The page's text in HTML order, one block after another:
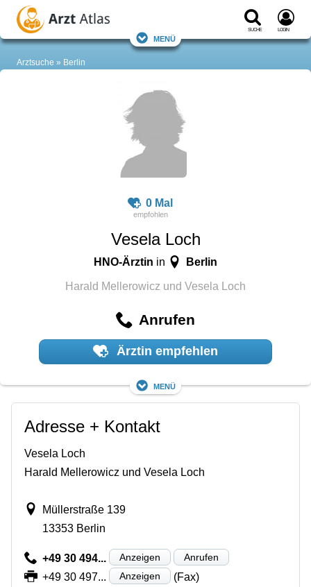
Suche Login
Menü
Arztsuche Berlin
0 Mal
Vesela Loch
HNO-Ärztin in Berlin
Harald Mellerowicz und Vesela Loch
Anrufen
Ärztin empfehlen
Menü
Adresse + Kontakt
Vesela Loch
Harald Mellerowicz und Vesela Loch
Müllerstraße 139
13353 Berlin
+49 30 494... Anzeigen Anrufen
+49 30 497... Anzeigen (Fax)